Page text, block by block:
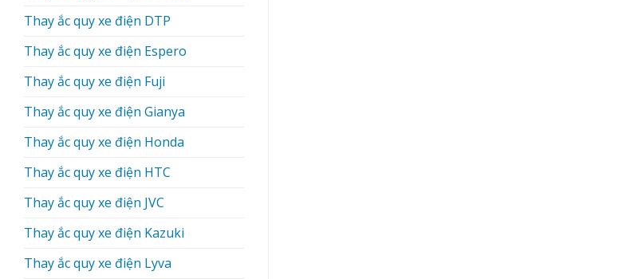
Thay ắc quy xe điện DTP
Thay ắc quy xe điện Espero
Thay ắc quy xe điện Fuji
Thay ắc quy xe điện Gianya
Thay ắc quy xe điện Honda
Thay ắc quy xe điện HTC
Thay ắc quy xe điện JVC
Thay ắc quy xe điện Kazuki
Thay ắc quy xe điện Lyva